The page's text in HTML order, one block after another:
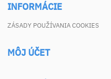
INFORMÁCIE
ZÁSADY POUŽÍVANIA COOKIES
MÔJ ÚČET